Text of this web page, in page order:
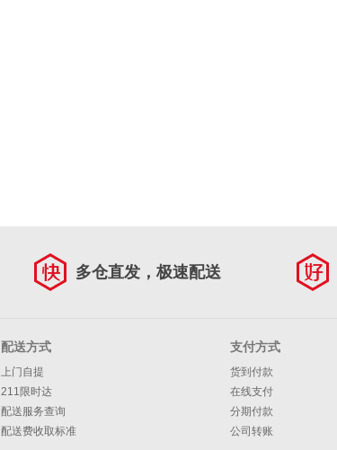
多仓直发，极速配送
配送方式
上门自提
211限时达
配送服务查询
配送费收取标准
支付方式
货到付款
在线支付
分期付款
公司转账